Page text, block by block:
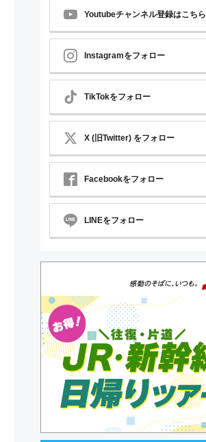
Youtubeチャンネル登録はこちら
Instagramをフォロー
TikTokをフォロー
X (旧Twitter) をフォロー
Facebookをフォロー
LINEをフォロー